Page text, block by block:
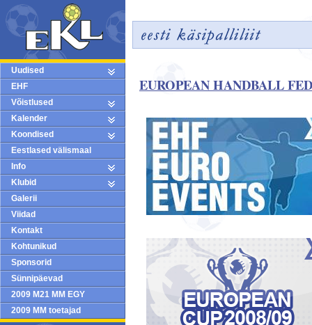
Uudised
EHF
Võistlused
Kalender
Koondised
Eestlased välismaal
Info
Klubid
Galerii
Viidad
Kontakt
Kohtunikud
Sponsorid
Sünnipäevad
2009 M21 MM EGY
2009 MM toetajad
EUROPEAN HANDBALL